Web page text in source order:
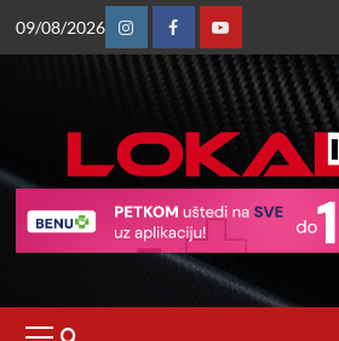
09/08/2026
InstagramFacebookYoutube